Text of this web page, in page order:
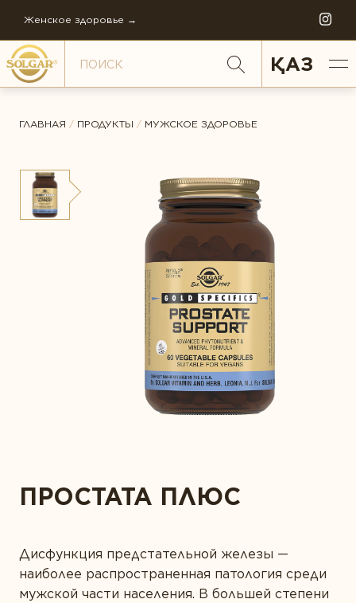
Женское здоровье →
Антистресс
Внимание и память
Ежедневная поддержка
Женское здоровье
Забота о сердце
Защита зрения
Иммунитет
Мужское здоровье
Печень под защитой
ИСТОРИЯ СОЛГАР
ФИЛОСОФИЯ КОМПАНИИ
МИРОВОЕ ПРОИЗВОДСТВО
ЗОЛОТОЙ СТАНДАРТ
НОВОСТИ КОМПАНИИ
МНЕНИЕ ЭКСПЕРТА
ҚАЗ
ГЛАВНАЯ / ПРОДУКТЫ / МУЖСКОЕ ЗДОРОВЬЕ
ПРОСТАТА ПЛЮС
Дисфункция предстательной железы —
наиболее распространенная патология среди
мужской части населения. В большей степени
ОБЩИЙ РЕЙТИНГ *
ОТЗЫВ *
ВЫ БЫ ПОРЕКОМЕНДОВАЛИЭТОТ ПРОДУКТ
ВАШ ВОЗРАСТ